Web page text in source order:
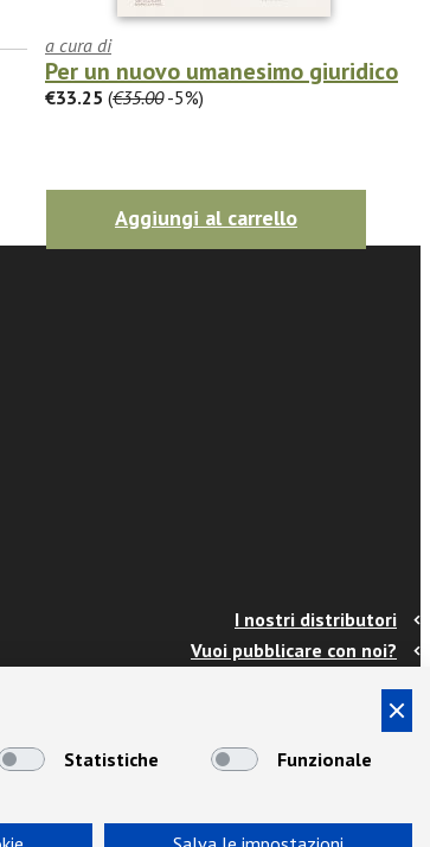
a cura di
Per un nuovo umanesimo giuridico
€33.25 (€35.00-5%)
Aggiungi al carrello
I nostri distributori
Vuoi pubblicare con noi?
Info e spedizioni
Termini e condizioni
Cookies
Area Docenti
Statistiche
Funzionale